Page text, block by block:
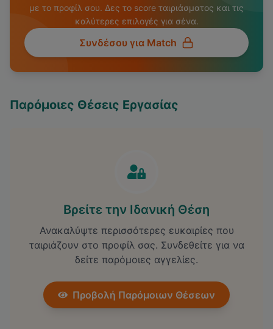
με το προφίλ σου. Δες το score ταιριάσματος και τις
καλύτερες επιλογές για σένα.
Συνδέσου για Match
Παρόμοιες Θέσεις Εργασίας
Βρείτε την Ιδανική Θέση
Ανακαλύψτε περισσότερες ευκαιρίες που
ταιριάζουν στο προφίλ σας. Συνδεθείτε για να
δείτε παρόμοιες αγγελίες.
Προβολή Παρόμοιων Θέσεων